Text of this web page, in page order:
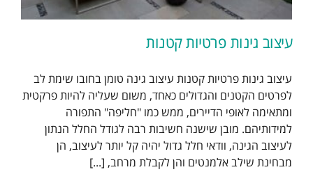
עיצוב גינות פרטיות קטנות
עיצוב גינות פרטיות קטנות עיצוב גינה טומן בחובו שימת לב
לפרטים הקטנים והגדולים כאחד, משום שעליה להיות פרקטית
ומתאימה לאופי הדיירים, ממש כמו "חליפה" התפורה
למידותיהם. מובן שישנה חשיבות רבה לגודל החלל הנתון
לעיצוב הגינה, וודאי חלל גדול יהיה קל יותר לעיצוב, הן
מבחינת שילב אלמנטים והן לקבלת מרחב, [...]